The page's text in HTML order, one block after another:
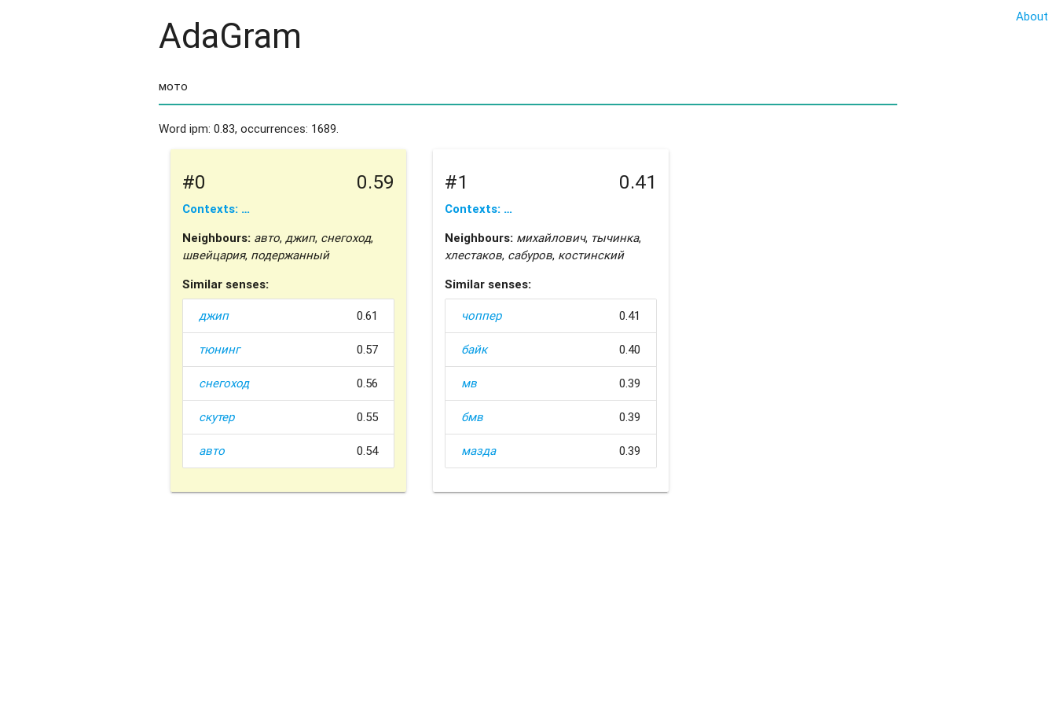
About
AdaGram
Word ipm: 0.83, occurrences: 1689.
#0 0.59
Contexts: …
Neighbours: авто, джип, снегоход,
швейцария, подержанный
Similar senses:
джип 0.61
тюнинг 0.57
снегоход 0.56
скутер 0.55
авто 0.54
#1 0.41
Contexts: …
Neighbours: михайлович, тычинка,
хлестаков, сабуров, костинский
Similar senses:
чоппер 0.41
байк 0.40
мв 0.39
бмв 0.39
мазда 0.39